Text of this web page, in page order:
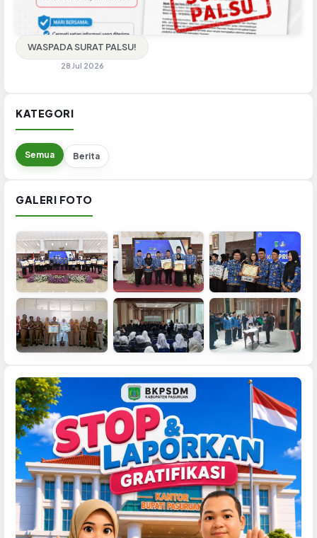
WASPADA SURAT PALSU!
28 Jul 2026
KATEGORI
Semua Berita
GALERI FOTO